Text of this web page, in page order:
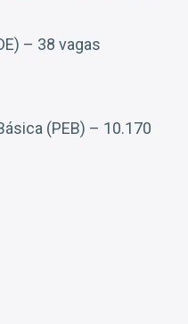
– 38 vagas
(PEB) – 10.170